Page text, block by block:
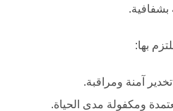
بشفافية.
بها:
آمنة ومراقبة.
ومكفولة مدى الحياة.